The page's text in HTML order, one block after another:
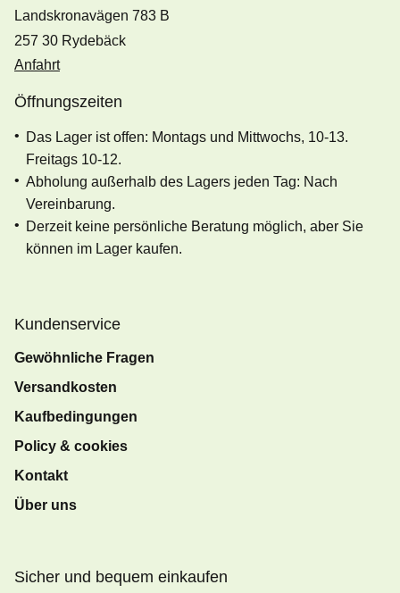
Landskronavägen 783 B
257 30 Rydebäck
Anfahrt
Öffnungszeiten
Das Lager ist offen: Montags und Mittwochs, 10-13.
Freitags 10-12.
Abholung außerhalb des Lagers jeden Tag: Nach
Vereinbarung.
Derzeit keine persönliche Beratung möglich, aber Sie
können im Lager kaufen.
Kundenservice
Gewöhnliche Fragen
Versandkosten
Kaufbedingungen
Policy & cookies
Kontakt
Über uns
Sicher und bequem einkaufen